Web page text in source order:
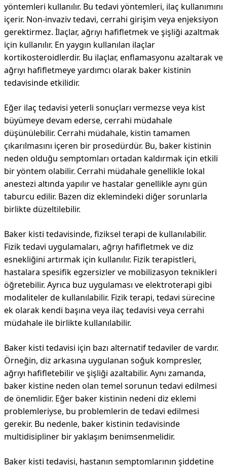
yöntemleri kullanılır. Bu tedavi yöntemleri, ilaç kullanımını
içerir. Non-invaziv tedavi, cerrahi girişim veya enjeksiyon
gerektirmez. İlaçlar, ağrıyı hafifletmek ve şişliği azaltmak
için kullanılır. En yaygın kullanılan ilaçlar
kortikosteroidlerdir. Bu ilaçlar, enflamasyonu azaltarak ve
ağrıyı hafifletmeye yardımcı olarak baker kistinin
tedavisinde etkilidir.
Eğer ilaç tedavisi yeterli sonuçları vermezse veya kist
büyümeye devam ederse, cerrahi müdahale
düşünülebilir. Cerrahi müdahale, kistin tamamen
çıkarılmasını içeren bir prosedürdür. Bu, baker kistinin
neden olduğu semptomları ortadan kaldırmak için etkili
bir yöntem olabilir. Cerrahi müdahale genellikle lokal
anestezi altında yapılır ve hastalar genellikle aynı gün
taburcu edilir. Bazen diz eklemindeki diğer sorunlarla
birlikte düzeltilebilir.
Baker kisti tedavisinde, fiziksel terapi de kullanılabilir.
Fizik tedavi uygulamaları, ağrıyı hafifletmek ve diz
esnekliğini artırmak için kullanılır. Fizik terapistleri,
hastalara spesifik egzersizler ve mobilizasyon teknikleri
öğretebilir. Ayrıca buz uygulaması ve elektroterapi gibi
modaliteler de kullanılabilir. Fizik terapi, tedavi sürecine
ek olarak kendi başına veya ilaç tedavisi veya cerrahi
müdahale ile birlikte kullanılabilir.
Baker kisti tedavisi için bazı alternatif tedaviler de vardır.
Örneğin, diz arkasına uygulanan soğuk kompresler,
ağrıyı hafifletebilir ve şişliği azaltabilir. Aynı zamanda,
baker kistine neden olan temel sorunun tedavi edilmesi
de önemlidir. Eğer baker kistinin nedeni diz eklemi
problemleriyse, bu problemlerin de tedavi edilmesi
gerekir. Bu nedenle, baker kistinin tedavisinde
multidisipliner bir yaklaşım benimsenmelidir.
Baker kisti tedavisi, hastanın semptomlarının şiddetine